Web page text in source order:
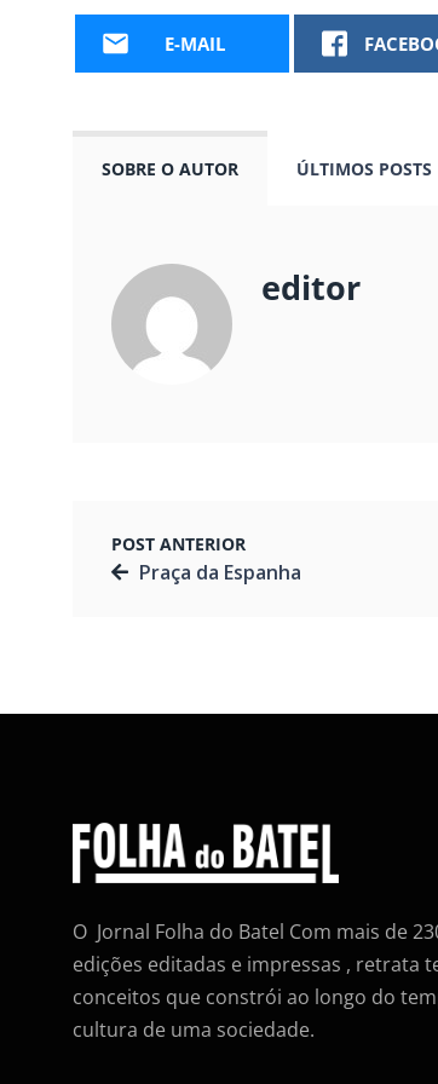
E-MAIL
SOBRE O AUTOR ÚLTIMOS POSTS
editor
POST ANTERIOR
Praça da Espanha
O Jornal Folha do Batel Com mais de
edições editadas e impressas , retrata
conceitos que constrói ao longo do
cultura de uma sociedade.